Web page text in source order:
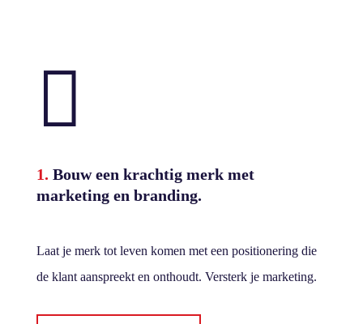

1. Bouw een krachtig merk met
marketing en branding.
Laat je merk tot leven komen met een positionering die
de klant aanspreekt en onthoudt. Versterk je marketing.